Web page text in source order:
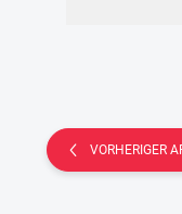
VORHERIGER